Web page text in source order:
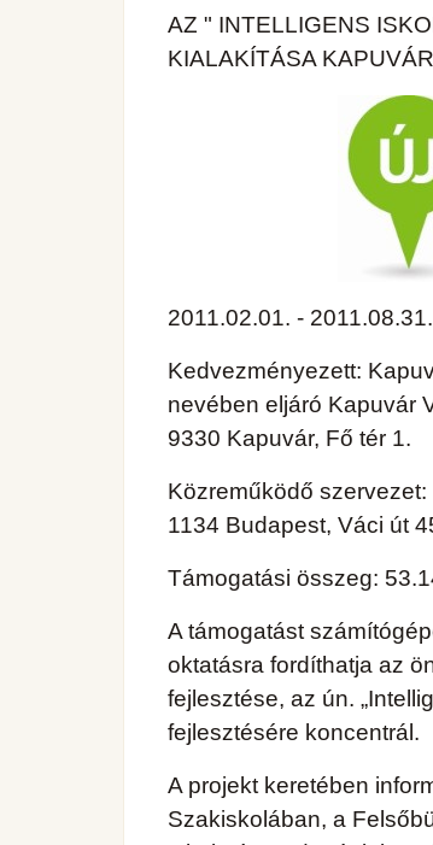
AZ " INTELLIGENS
KIALAKÍTÁSA
2011.02.01. - 2011.08.31.
Kedvezményezett:
nevében eljáró Kapuvár
9330 Kapuvár, Fő tér 1.
Közreműködő
1134 Budapest, Váci út
Támogatási összeg:
A támogatást
oktatásra fordíthatja az
fejlesztése, az ún.
fejlesztésére koncentrál.
A projekt keretében
Szakiskolában, a